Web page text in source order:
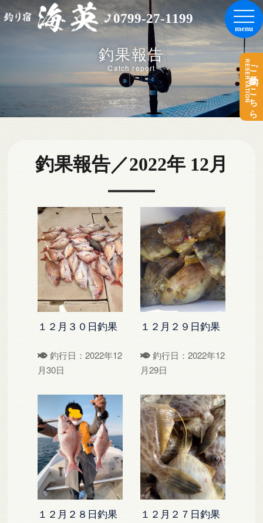
0799-27-1199
ご予約はこちら
RESERVATION
釣果報告
Catch report
釣果報告／2022年 12月
１２月３０日釣果
釣行日：2022年12
月30日
１２月２９日釣果
釣行日：2022年12
月29日
１２月２８日釣果 １２月２７日釣果